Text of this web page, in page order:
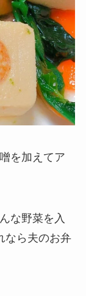
を加えてア
な野菜を入
なら夫のお弁